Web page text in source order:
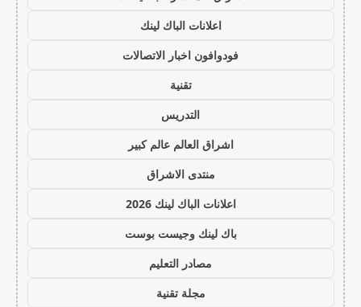
اعلانات الباك لينك
فودوافون اخبار الاتصالات
تقنية
التدريس
اشراق العالم عالم كبير
منتدى الاشراق
اعلانات الباك لينك 2026
باك لينك وجيست بوست
مصادر التعليم
مجلة تقنية